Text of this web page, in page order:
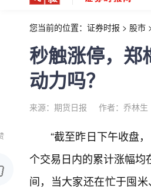
您当前的位置： 证券时报 > 股市
秒触涨停，郑
动力吗？
来源：期货日报 作者：乔林生
“截至昨日下午收盘
个交易日内的累计涨幅均
间，当大家还在忙于囤